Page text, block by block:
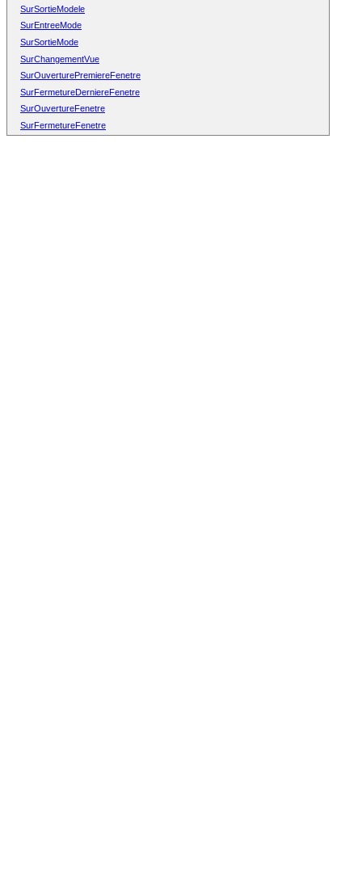
SurSortieModele
SurEntreeMode
SurSortieMode
SurChangementVue
SurOuverturePremiereFenetre
SurFermetureDerniereFenetre
SurOuvertureFenetre
SurFermetureFenetre